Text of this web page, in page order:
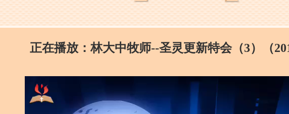
正在播放：林大中牧师--圣灵更新特会（3）（